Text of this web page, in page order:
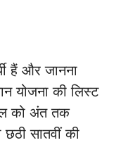
हैं और जानना
योजना की लिस्ट
को अंत तक
सातवीं की